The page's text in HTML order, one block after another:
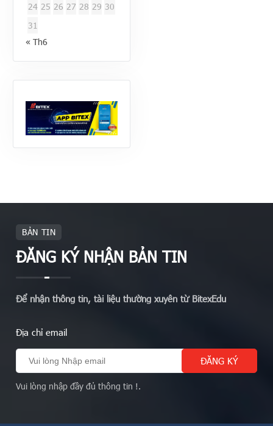
24 25 26 27 28 29 30
31
« Th6
BẢN TIN
ĐĂNG KÝ NHẬN BẢN TIN
Để nhận thông tin, tài liệu thường xuyên từ BitexEdu
Địa chỉ email
Vui lòng nhập đầy đủ thông tin !.